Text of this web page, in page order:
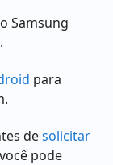
Samsung
para
desolicitar
você pode